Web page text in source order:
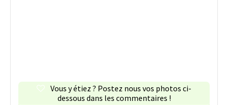
Vous y étiez ? Postez nous vos photos ci-
dessous dans les commentaires !